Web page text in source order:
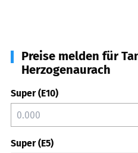
Preise melden für
Herzogenaurach
Super (E10)
Super (E5)